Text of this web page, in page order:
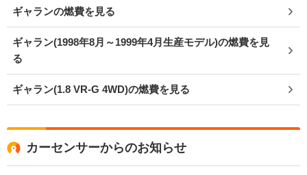
ギャランの燃費を見る
ギャラン(1998年8月～1999年4月生産モデル)の燃費を見
る
ギャラン(1.8 VR-G 4WD)の燃費を見る
カーセンサーからのお知らせ